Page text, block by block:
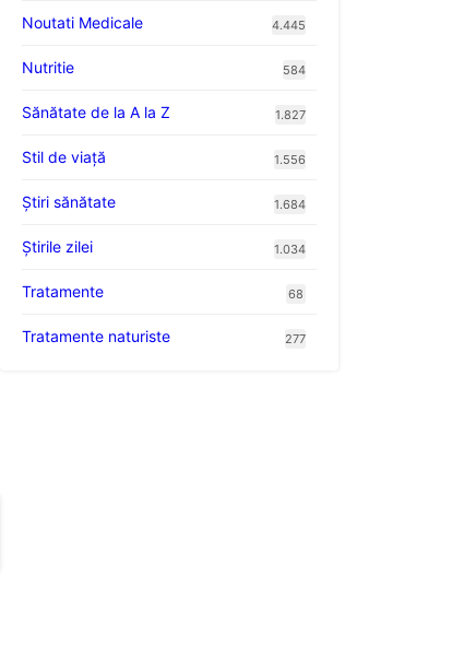
Noutati Medicale 4.445
Nutritie 584
Sănătate de la A la Z 1.827
Stil de viaţă 1.556
Ştiri sănătate 1.684
Știrile zilei 1.034
Tratamente 68
Tratamente naturiste 277